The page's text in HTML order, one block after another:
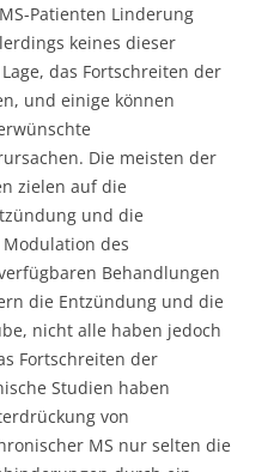
Patienten Linderung
keines dieser
das Fortschreiten der
und einige können
Die meisten der
zielen auf die
und die
des
Behandlungen
die Entzündung und die
nicht alle haben jedoch
Fortschreiten der
Studien haben
von
MS nur selten die